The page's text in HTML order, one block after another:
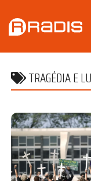
TRAGÉDIA E